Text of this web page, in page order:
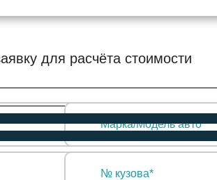
для расчёта стоимости